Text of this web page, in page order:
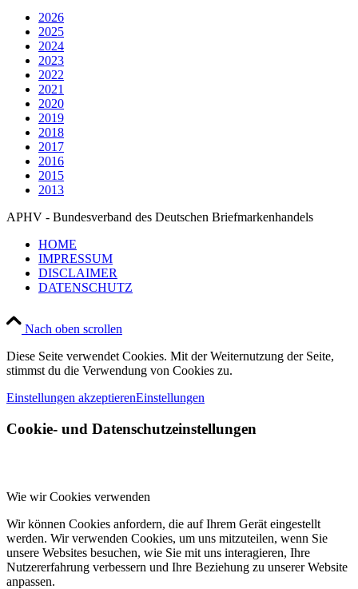
2026
2025
2024
2023
2022
2021
2020
2019
2018
2017
2016
2015
2013
APHV - Bundesverband des Deutschen Briefmarkenhandels
HOME
IMPRESSUM
DISCLAIMER
DATENSCHUTZ
Nach oben scrollen
Diese Seite verwendet Cookies. Mit der Weiternutzung der Seite,
stimmst du die Verwendung von Cookies zu.
Einstellungen akzeptierenEinstellungen
Cookie- und Datenschutzeinstellungen
Wie wir Cookies verwenden
Wir können Cookies anfordern, die auf Ihrem Gerät eingestellt
werden. Wir verwenden Cookies, um uns mitzuteilen, wenn Sie
unsere Websites besuchen, wie Sie mit uns interagieren, Ihre
Nutzererfahrung verbessern und Ihre Beziehung zu unserer Website
anpassen.